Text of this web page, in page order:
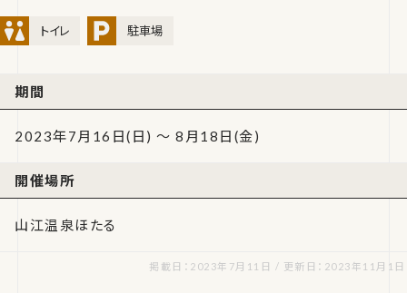
トイレ 駐車場
期間
2023年7月16日(日) ～ 8月18日(金)
開催場所
山江温泉ほたる
掲載日：2023年7月11日 / 更新日：2023年11月1日